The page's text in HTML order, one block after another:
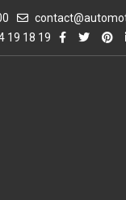
19 18 19